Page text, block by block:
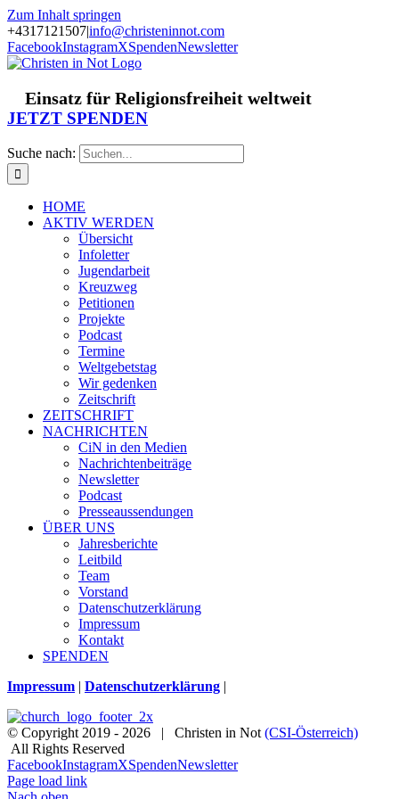
Zum Inhalt springen
+4317121507|info@christeninnot.com
FacebookInstagramXSpendenNewsletter
Einsatz für Religionsfreiheit weltweit
JETZT SPENDEN
Suche nach:
HOME
AKTIV WERDEN
Übersicht
Infoletter
Jugendarbeit
Kreuzweg
Petitionen
Projekte
Podcast
Termine
Weltgebetstag
Wir gedenken
Zeitschrift
ZEITSCHRIFT
NACHRICHTEN
CiN in den Medien
Nachrichtenbeiträge
Newsletter
Podcast
Presseaussendungen
ÜBER UNS
Jahresberichte
Leitbild
Team
Vorstand
Datenschutzerklärung
Impressum
Kontakt
SPENDEN
Impressum | Datenschutzerklärung |
© Copyright 2019 - 2026 | Christen in Not(CSI-Österreich)
All Rights Reserved
FacebookInstagramXSpendenNewsletter
Page load link